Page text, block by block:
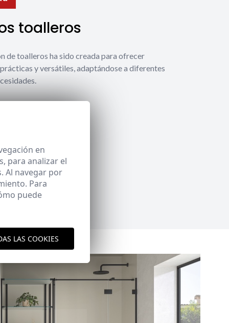
toalleros
de toalleros ha sido creada para ofrecer
y versátiles, adaptándose a diferentes
en
para analizar el
Al navegar por
Para
puede
LAS COOKIES